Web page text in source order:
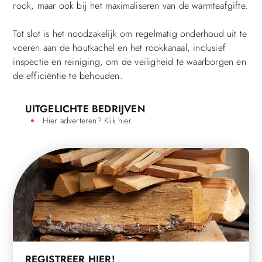
rook, maar ook bij het maximaliseren van de warmteafgifte.
Tot slot is het noodzakelijk om regelmatig onderhoud uit te
voeren aan de houtkachel en het rookkanaal, inclusief
inspectie en reiniging, om de veiligheid te waarborgen en
de efficiëntie te behouden.
UITGELICHTE BEDRIJVEN
Hier adverteren? Klik hier
REGISTREER HIER!